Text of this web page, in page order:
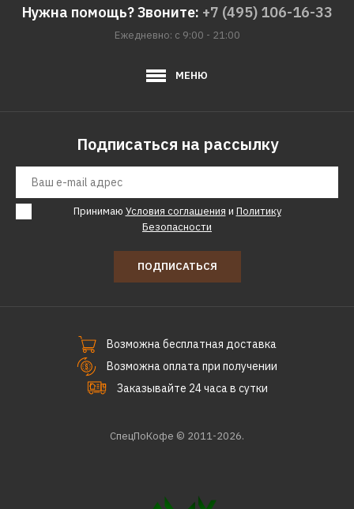
ДОБАВИТЬ К СРАВНЕНИЮ
КУПИТЬ
ДОБАВИТЬ В ПОЖЕЛАНИЯ
GWH09AVCXB-K6DNA1B/I
black
ДОБАВИТЬ В ПОЖЕЛАНИЯ
Нужна помощь? Звоните: +7 (495) 106-16-33
Ежедневно: с 9:00 - 21:00
МЕНЮ
Подписаться на рассылку
Принимаю Условия соглашения и Политику
Безопасности
ПОДПИСАТЬСЯ
Возможна бесплатная доставка
Возможна оплата при получении
Заказывайте 24 часа в сутки
СпецПоКофе © 2011-2026.